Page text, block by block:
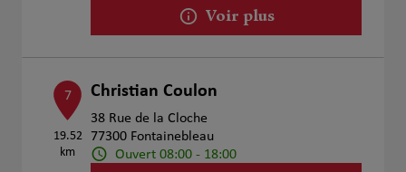
Voir plus
7
19.52
km
Christian Coulon
38 Rue de la Cloche
77300 Fontainebleau
Ouvert 08:00 - 18:00